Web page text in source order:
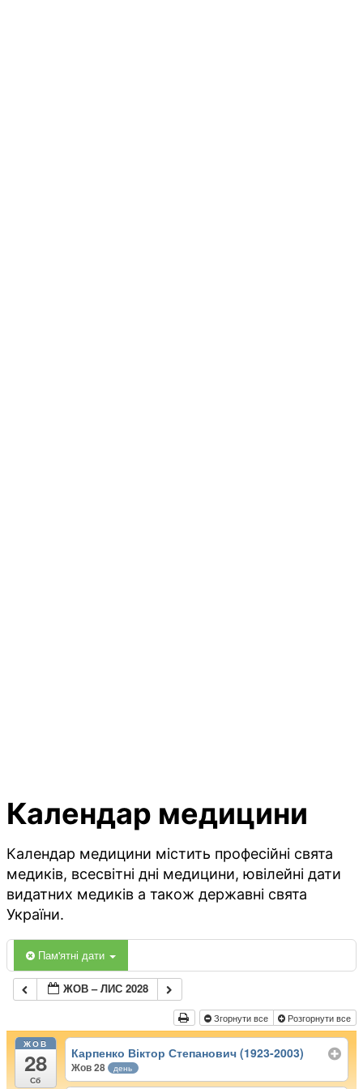
Календар медицини
Календар медицини містить професійні свята
медиків, всесвітні дні медицини, ювілейні дати
видатних медиків а також державні свята
України.
Пам'ятні дати
ЖОВ – ЛИС 2028
Згорнути все Розгорнути все
ЖОВ
28
Сб
Карпенко Віктор Степанович (1923-2003)
Жов 28 день